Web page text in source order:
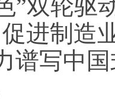
”双轮驱
进制造
谱写中